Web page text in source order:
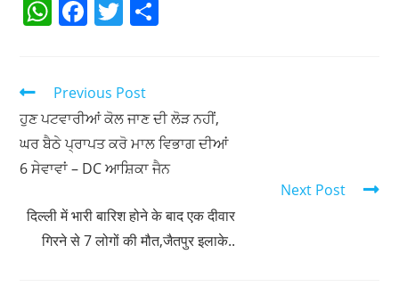
W
s
A
p
p
F
e
b
o
o
k
T
er
Previous Post
ਹੁਣ ਪਟਵਾਰੀਆਂ ਕੋਲ ਜਾਣ ਦੀ ਲੋੜ ਨਹੀਂ,
ਘਰ ਬੈਠੇ ਪ੍ਰਾਪਤ ਕਰੋ ਮਾਲ ਵਿਭਾਗ ਦੀਆਂ
6 ਸੇਵਾਵਾਂ – DC ਆਸ਼ਿਕਾ ਜੈਨ
Next Post
दिल्ली में भारी बारिश होने के बाद एक दीवार
गिरने से 7 लोगों की मौत,जैतपुर इलाके..